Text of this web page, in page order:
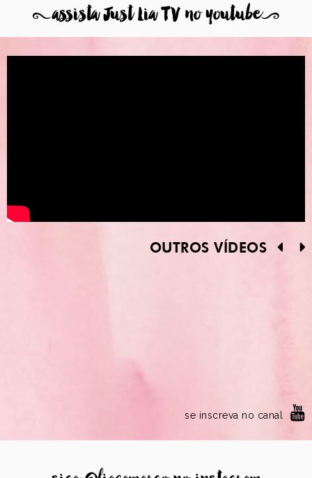
8assista Just Lia TV no youtube9
OUTROS VÍDEOS
se inscreva no canal